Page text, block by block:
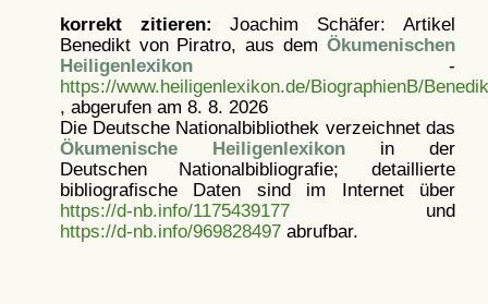
korrekt zitieren: Joachim Schäfer: Artikel
Benedikt von Piratro, aus dem Ökumenischen
Heiligenlexikon-
https://www.heiligenlexikon.de/BiographienB/
, abgerufen am 8. 8. 2026
Die Deutsche Nationalbibliothek verzeichnet das
Ökumenische Heiligenlexikonin der
Deutschen Nationalbibliografie; detaillierte
bibliografische Daten sind im Internet über
https://d-nb.info/1175439177und
https://d-nb.info/969828497abrufbar.